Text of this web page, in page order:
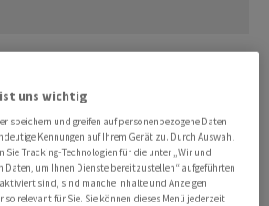
Im Vormonat waren die Umsätze
(zuvor 0,3) gestiegen und im
von Autos legten die Umsätze
uns wichtig
speichern und greifen auf personenbezogene Daten
Kennungen auf Ihrem Gerät zu. Durch Auswahl
Tracking-Technologien für die unter „Wir und
Daten, um Ihnen Dienste bereitzustellen“ aufgeführten
sind, sind manche Inhalte und Anzeigen
so relevant für Sie. Sie können dieses Menü jederzeit